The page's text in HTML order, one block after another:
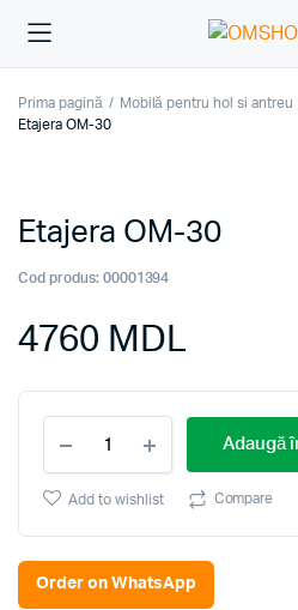
Prima pagină Mobilă pentru hol si antreu
Etajera OM-30
Etajera OM-30
Cod produs: 00001394
4760 MDL
OM-
30
quantity
Adaugă
Add to wishlist Compare
Order on WhatsApp